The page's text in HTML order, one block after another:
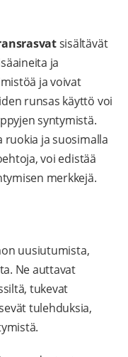
sisältävät
ja
ja voivat
runsas käyttö voi
syntymistä.
ja suosimalla
voi edistää
merkkejä.
uusiutumista,
Ne auttavat
tukevat
tulehduksia,